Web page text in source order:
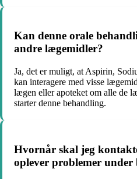
Kan denne orale
andre lægemidler?
Ja, det er muligt, at Aspirin,
kan interagere med visse
lægen eller apoteket om alle de
starter denne behandling.
Hvornår skal jeg
oplever problemer under